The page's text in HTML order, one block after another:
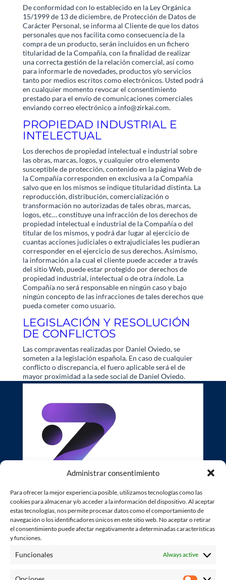
Administrar consentimiento
Para ofrecer la mejor experiencia posible, utilizamos tecnologías como las
cookies para almacenar y/o acceder a la información del dispositivo. Al aceptar
estas tecnologías, nos permite procesar datos como el comportamiento de
navegación o los identificadores únicos en este sitio web. No aceptar o retirar
el consentimiento puede afectar negativamente a determinadas características
y funciones.
Funcionales Always active
De conformidad con lo establecido en la Ley Orgánica
15/1999 de 13 de diciembre, de Protección de Datos de
Carácter Personal, se informa al Cliente de que los datos
personales que nos facilita como consecuencia de la
compra de un producto, serán incluidos en un fichero
titularidad de la Compañía, con la finalidad de realizar
una correcta gestión de la relación comercial, así como
para informarle de novedades, productos y/o servicios
tanto por medios escritos como electrónicos. Usted podrá
en cualquier momento revocar el consentimiento
prestado para el envío de comunicaciones comerciales
enviando correo electrónico a info@zirkai.com.
PROPIEDAD INDUSTRIAL E
INTELECTUAL
Los derechos de propiedad intelectual e industrial sobre
las obras, marcas, logos, y cualquier otro elemento
susceptible de protección, contenido en la página Web de
la Compañía corresponden en exclusiva a la Compañía
salvo que en los mismos se indique titularidad distinta. La
reproducción, distribución, comercialización o
transformación no autorizadas de tales obras, marcas,
logos, etc… constituye una infracción de los derechos de
propiedad intelectual e industrial de la Compañía o del
titular de los mismos, y podrá dar lugar al ejercicio de
cuantas acciones judiciales o extrajudiciales les pudieran
corresponder en el ejercicio de sus derechos. Asimismo,
la información a la cual el cliente puede acceder a través
del sitio Web, puede estar protegido por derechos de
propiedad industrial, intelectual o de otra índole. La
Compañía no será responsable en ningún caso y bajo
ningún concepto de las infracciones de tales derechos que
pueda cometer como usuario.
LEGISLACIÓN Y RESOLUCIÓN
DE CONFLICTOS
Las compraventas realizadas por Daniel Oviedo, se
someten a la legislación española. En caso de cualquier
conflicto o discrepancia, el fuero aplicable será el de
mayor proximidad a la sede social de Daniel Oviedo.
Legal
Servicios